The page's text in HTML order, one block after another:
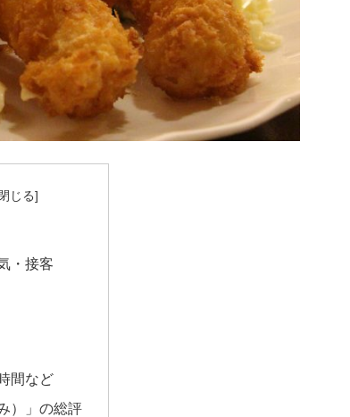
・接客
間など
）」の総評